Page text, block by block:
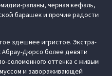
рапаны, черная кефаль,
барашек и прочие радости
здешнее игристое. Экстра-
Дюрсо более девяти
соломенного оттенка с живым
и завораживающей